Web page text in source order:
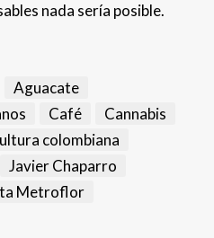
nada sería posible.
Aguacate
Café
Cannabis
colombiana
Javier Chaparro
Metroflor